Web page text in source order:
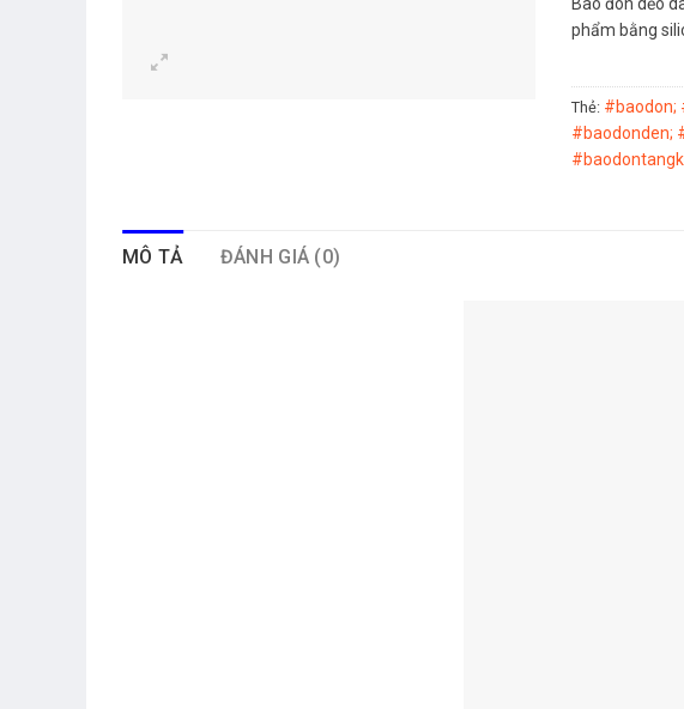
phẩm bằng
Thẻ: #baodon;
#baodonden;
MÔ TẢ ĐÁNH GIÁ (0)